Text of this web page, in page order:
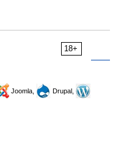
18+
Joomla,
Drupal,